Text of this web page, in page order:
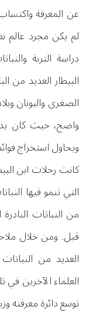
عن المعرفة
لم يكن مجرد عالم
دراسة التربة
البيطار العديد من
الصغرى واليونان
واضح، حيث كان
ويحاول استخراج
كانت رحلات ابن
التي تنمو فيها
من النباتات
قبل. ومن خلال
العديد من
العلماء الآخرين في
توسع دائرة معرفته